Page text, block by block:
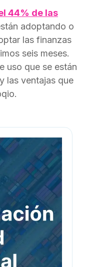
44% de las
adoptando o
las finanzas
seis meses.
uso que se están
las ventajas que